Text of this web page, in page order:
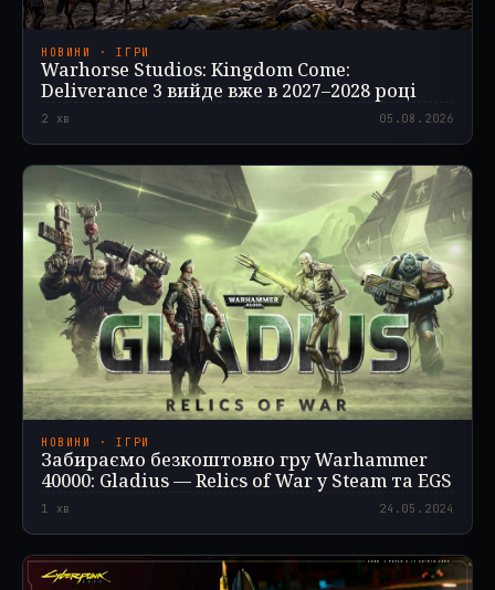
НОВИНИ · ІГРИ
Warhorse Studios: Kingdom Come:
Deliverance 3 вийде вже в 2027–2028 році
2 хв 05.08.2026
НОВИНИ · ІГРИ
Забираємо безкоштовно гру Warhammer
40000: Gladius — Relics of War у Steam та EGS
1 хв 24.05.2024